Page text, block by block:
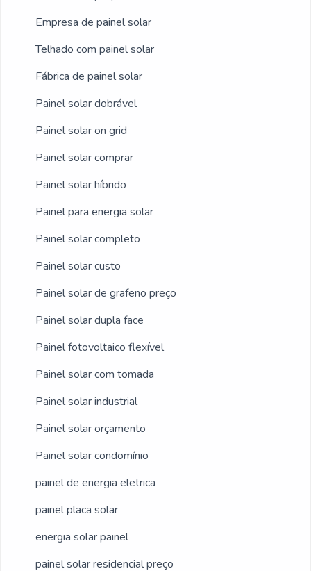
multidisciplinar de consultores associados e
profissionais com vasta experiência na área
de atuação, comprova sua essência de trazer
o melhor para todos os clientes.
Empresa de painel solar
Telhado com painel solar
Fábrica de painel solar
Painel solar dobrável
Painel solar on grid
Painel solar comprar
Painel solar híbrido
Painel para energia solar
Painel solar completo
Painel solar custo
Painel solar de grafeno preço
Painel solar dupla face
Painel fotovoltaico flexível
Painel solar com tomada
Painel solar industrial
Painel solar orçamento
Painel solar condomínio
painel de energia eletrica
painel placa solar
energia solar painel
painel solar residencial preço